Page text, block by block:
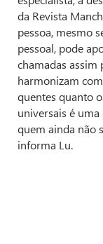
da Revista
pessoa, mesmo
pessoal, pode
chamadas assim
harmonizam
quentes quanto
universais é
quem ainda não
informa Lu.